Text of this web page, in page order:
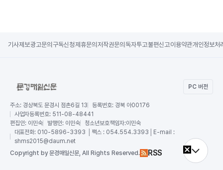
기사제보광고문의 구독신청제휴문의 저작권문의 독자투고불편신고이용약관개인정보처
PC 버전
주소: 경상북도 문경시 점촌6길 13 등록번호: 경북 아00176
사업자등록번호: 511-08-48441
편집인: 이민숙 발행인: 이민숙 청소년보호책임자:이민숙
대표전화: 010-5896-3393 │팩스 : 054.554.3393│E-mail :
shms2015@daum.net
Copyright by 문경매일신문, All Rights Reserved. RSS